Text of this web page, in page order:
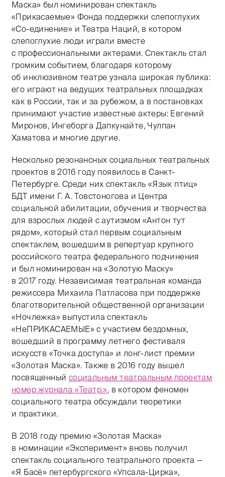
Маска» был номинирован спектакль
«Прикасаемые» Фонда поддержки слепоглухих
«Со-единение» и Театра Наций, в котором
слепоглухие люди играли вместе
с профессиональными актерами. Спектакль стал
громким событием, благодаря которому
об инклюзивном театре узнала широкая публика:
его играют на ведущих театральных площадках
как в России, так и за рубежом, а в постановках
принимают участие известные актеры: Евгений
Миронов, Ингеборга Дапкунайте, Чулпан
Хаматова и многие другие.
Несколько резонансных социальных театральных
проектов в 2016 году появилось в Санкт-
Петербурге. Среди них спектакль «Язык птиц»
БДТ имени Г. А. Товстоногова и Центра
социальной абилитации, обучения и творчества
для взрослых людей с аутизмом «Антон тут
рядом», который стал первым социальным
спектаклем, вошедшим в репертуар крупного
российского театра федерального подчинения
и был номинирован на «Золотую Маску»
в 2017 году. Независимая театральная команда
режиссера Михаила Патласова при поддержке
благотворительной общественной организации
«Ночлежка» выпустила спектакль
«НеПРИКАСАЕМЫЕ» с участием бездомных,
вошедший в программу летнего фестиваля
искусств «Точка доступа» и лонг-лист премии
«Золотая Маска». Также в 2016 году вышел
посвященный социальным театральным проектам
номер журнала «Театр.», в котором феномен
социального театра обсуждали теоретики
и практики.
В 2018 году премию «Золотая Маска»
в номинации «Эксперимент» вновь получил
спектакль социального театрального проекта —
«Я Басё» петербургского «Упсала-Цирка»,